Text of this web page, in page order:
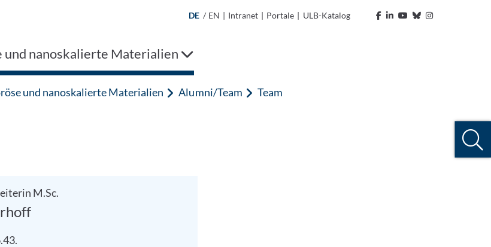
DE / EN | Intranet | Portale | ULB-Katalog
und nanoskalierte Materialien
und nanoskalierte Materialien Alumni/Team Team
M.Sc.